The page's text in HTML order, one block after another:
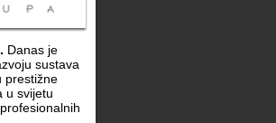
Danas je
sustava
prestižne
u svijetu